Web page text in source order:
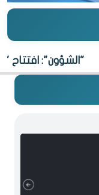
"الشؤون": افتتاح